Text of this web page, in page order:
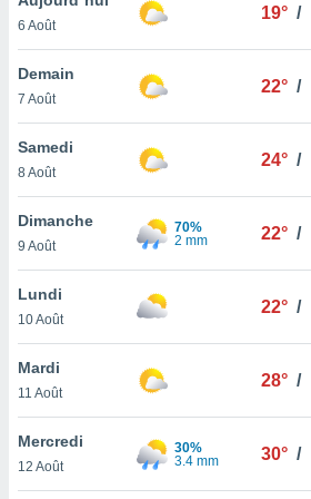
et
»,
au
vous
qu'ils
ou
le
ainsi
un
la
du
6 Août
19° /
Demain
7 Août
22° /
Samedi
8 Août
24° /
Dimanche
9 Août
70%
2 mm
22° /
Lundi
10 Août
22° /
Mardi
11 Août
28° /
Mercredi
12 Août
30%
3.4 mm
30° /